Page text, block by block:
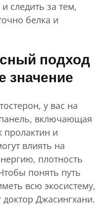
следить за тем,
белка и
подход
значение
у вас на
включающая
пролактин и
влиять на
плотность
понять путь
всю экосистему,
доктор Джасингхани.